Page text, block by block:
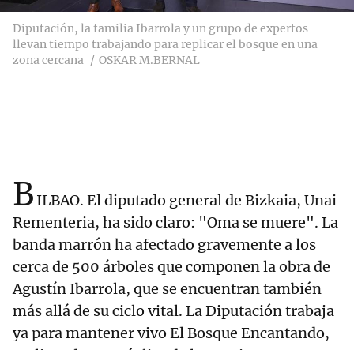
Diputación, la familia Ibarrola y un grupo de expertos
llevan tiempo trabajando para replicar el bosque en una
zona cercana
OSKAR M.BERNAL
B ILBAO. El diputado general de Bizkaia, Unai
Rementeria, ha sido claro: "Oma se muere". La
banda marrón ha afectado gravemente a los
cerca de 500 árboles que componen la obra de
Agustín Ibarrola, que se encuentran también
más allá de su ciclo vital. La Diputación trabaja
ya para mantener vivo El Bosque Encantando,